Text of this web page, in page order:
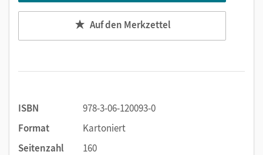
Auf den Merkzettel
ISBN
978-3-06-120093-0
Format
Kartoniert
Seitenzahl
160